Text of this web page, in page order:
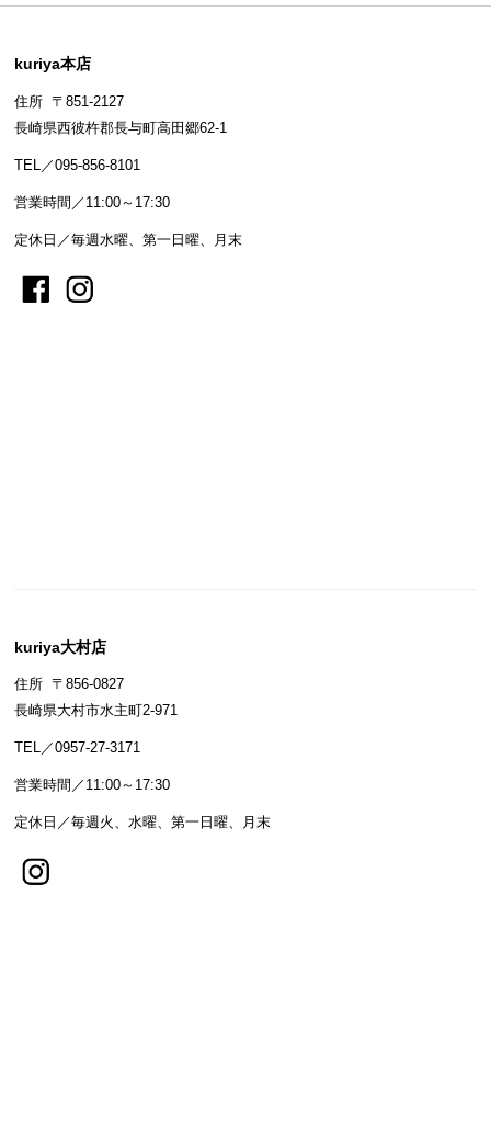
kuriya本店
住所 〒851-2127
長崎県西彼杵郡長与町高田郷62-1
TEL／095-856-8101
営業時間／11:00～17:30
定休日／毎週水曜、第一日曜、月末
kuriya大村店
住所 〒856-0827
長崎県大村市水主町2-971
TEL／0957-27-3171
営業時間／11:00～17:30
定休日／毎週火、水曜、第一日曜、月末